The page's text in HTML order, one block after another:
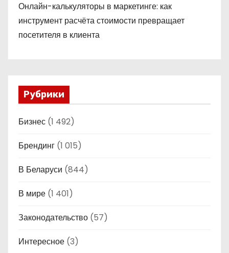
Онлайн-калькуляторы в маркетинге: как
инструмент расчёта стоимости превращает
посетителя в клиента
Рубрики
Бизнес (1 492)
Брендинг (1 015)
В Беларуси (844)
В мире (1 401)
Законодательство (57)
Интересное (3)